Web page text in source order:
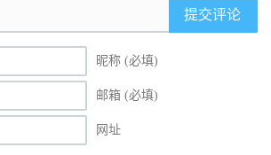
提交评论
昵称 (必填)
邮箱 (必填)
网址